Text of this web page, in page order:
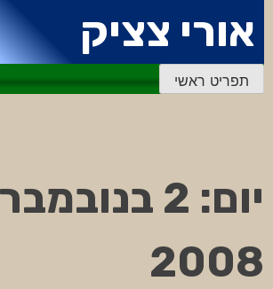
לתוכן
אורי צציק
תפריט ראשי
יום:
2 בנובמבר
2008